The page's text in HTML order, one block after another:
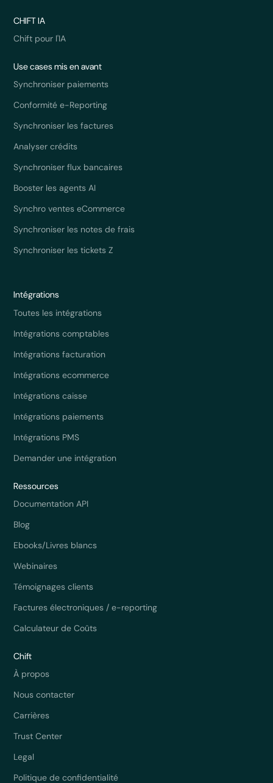
CHIFT IA
Chift pour l'IA
Use cases mis en avant
Synchroniser paiements
Conformité e-Reporting
Synchroniser les factures
Analyser crédits
Synchroniser flux bancaires
Booster les agents AI
Synchro ventes eCommerce
Synchroniser les notes de frais
Synchroniser les tickets Z
Intégrations
Toutes les intégrations
Intégrations comptables
Intégrations facturation
Intégrations ecommerce
Intégrations caisse
Intégrations paiements
Intégrations PMS
Demander une intégration
Ressources
Documentation API
Blog
Ebooks/Livres blancs
Webinaires
Témoignages clients
Factures électroniques / e-reporting
Calculateur de Coûts
Chift
À propos
Nous contacter
Carrières
Trust Center
Legal
Politique de confidentialité